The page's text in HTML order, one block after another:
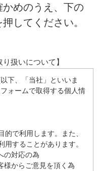
めのうえ、下の
してください。
扱いについて】
下、「当社」といいま
ォームで取得する個人情
で利用します。また、
することがあります。
の対応の為
様からご意見を頂く為